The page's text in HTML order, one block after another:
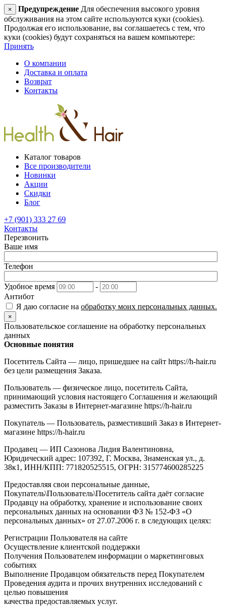
× Предупреждение Для обеспечения высокого уровня
обслуживания на этом сайте используются куки (cookies).
Продолжая его использование, вы соглашаетесь с тем, что
куки (cookies) будут сохраняться на вашем компьютере:
Принять
О компании
Доставка и оплата
Возврат
Контакты
Каталог товаров
Все производители
Новинки
Акции
Скидки
Блог
+7 (901) 333 27 69
Контакты
Перезвонить
Ваше имя
Телефон
Удобное время
-
Антибот
Я даю согласие на обработку моих персональных данных.
×
Пользовательское соглашение на обработку персональных
данных
Основные понятия
Посетитель Сайта — лицо, пришедшее на сайт https://h-hair.ru
без цели размещения Заказа.
Пользователь — физическое лицо, посетитель Сайта,
принимающий условия настоящего Соглашения и желающий
разместить Заказы в Интернет-магазине https://h-hair.ru
Покупатель — Пользователь, разместивший Заказ в Интернет-
магазине https://h-hair.ru
Продавец — ИП Сазонова Лидия Валентиновна,
Юридический адрес: 107392, Г. Москва, Знаменская ул., д.
38к1, ИНН/КПП: 771820525515, ОГРН: 315774600285225
Предоставляя свои персональные данные,
Покупатель\Пользователь\Посетитель сайта даёт согласие
Продавцу на обработку, хранение и использование своих
персональных данных на основании ФЗ № 152-ФЗ «О
персональных данных» от 27.07.2006 г. в следующих целях:
Регистрации Пользователя на сайте
Осуществление клиентской поддержки
Получения Пользователем информации о маркетинговых
событиях
Выполнение Продавцом обязательств перед Покупателем
Проведения аудита и прочих внутренних исследований с
целью повышения
качества предоставляемых услуг.